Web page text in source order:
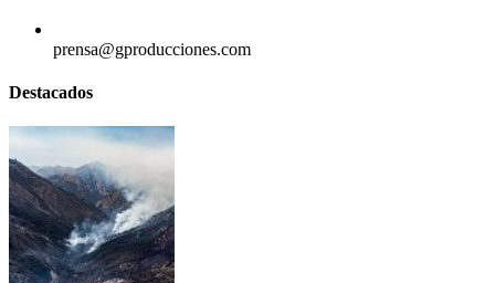
prensa@gproducciones.com
Destacados